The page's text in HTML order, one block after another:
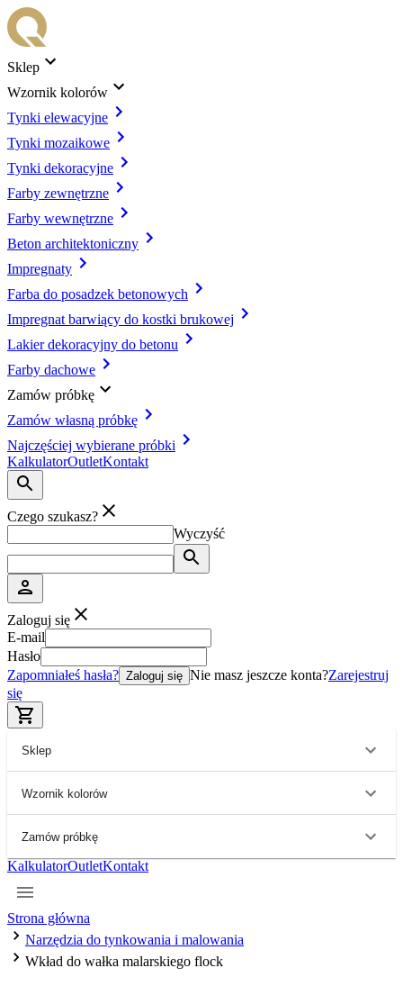
Sklep
Wzornik kolorów
Tynki elewacyjne
Tynki mozaikowe
Tynki dekoracyjne
Farby zewnętrzne
Farby wewnętrzne
Beton architektoniczny
Impregnaty
Farba do posadzek betonowych
Impregnat barwiący do kostki brukowej
Lakier dekoracyjny do betonu
Farby dachowe
Zamów próbkę
Zamów własną próbkę
Najczęściej wybierane próbki
KalkulatorOutletKontakt
Czego szukasz?
Wyczyść
Zaloguj się
E-mail
Hasło
Zapomniałeś hasła? Zaloguj się Nie masz jeszcze konta?Zarejestruj
się
Sklep
Wzornik kolorów
Zamów próbkę
KalkulatorOutletKontakt
Strona główna
Narzędzia do tynkowania i malowania
Wkład do wałka malarskiego flock